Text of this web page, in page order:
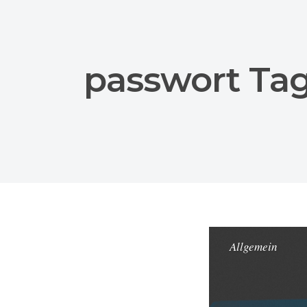
passwort
Allgemein